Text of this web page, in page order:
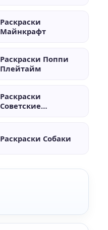
Раскраски
Майнкрафт
Раскраски Поппи
Плейтайм
Раскраски
Советские
Раскраски Собаки